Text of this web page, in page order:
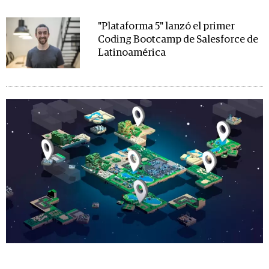
"Plataforma 5" lanzó el primer
Coding Bootcamp de Salesforce de
Latinoamérica